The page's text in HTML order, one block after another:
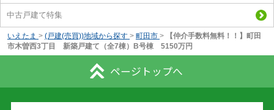
中古戸建て特集
いえたま > (戸建(売買))地域から探す > 町田市 >
【仲介手数料無料！！】町田
市木曽西3丁目 新築戸建て（全7棟）B号棟 5150万円
ページトップへ